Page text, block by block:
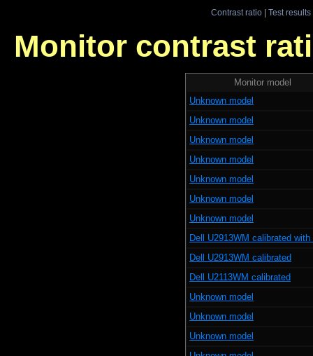
Contrast ratio| Test results
Monitor contrast
Monitor model
Unknown model
Unknown model
Unknown model
Unknown model
Unknown model
Unknown model
Unknown model
Dell U2913WM calibrated with
Dell U2913WM calibrated
Dell U2113WM calibrated
Unknown model
Unknown model
Unknown model